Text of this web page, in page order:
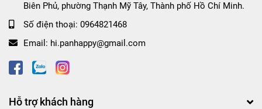
Biên Phủ, phường Thạnh Mỹ Tây, Thành phố Hồ Chí Minh.
Số điện thoại: 0964821468
Email: hi.panhappy@gmail.com
Hỗ trợ khách hàng